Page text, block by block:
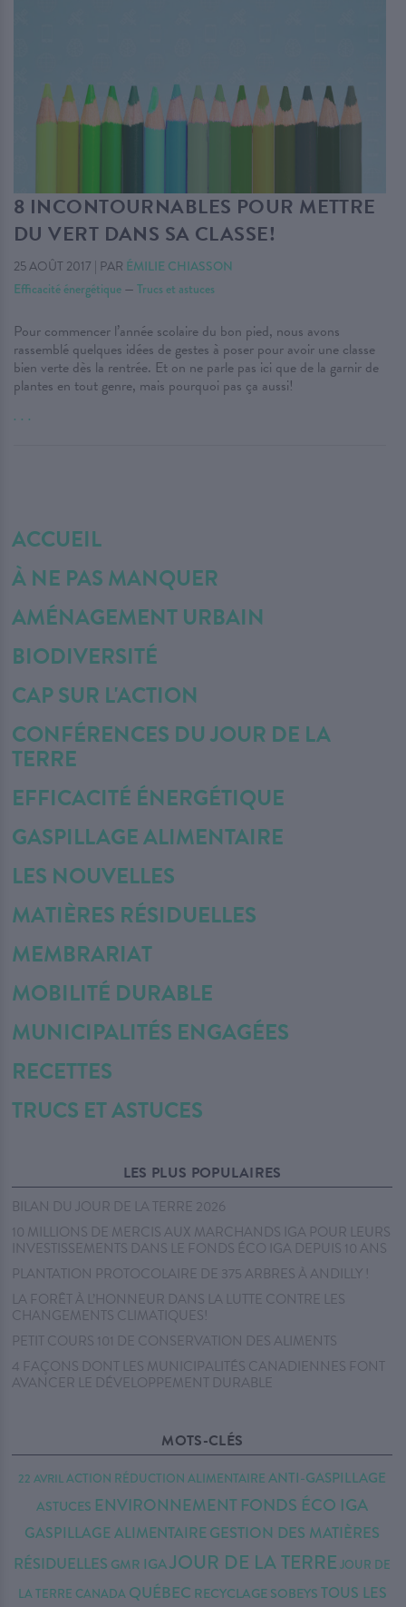
8 INCONTOURNABLES POUR METTRE
DU VERT DANS SA CLASSE!
25 AOÛT 2017 | PAR ÉMILIE CHIASSON
Efficacité énergétique — Trucs et astuces
Pour commencer l’année scolaire du bon pied, nous avons
rassemblé quelques idées de gestes à poser pour avoir une classe
bien verte dès la rentrée. Et on ne parle pas ici que de la garnir de
plantes en tout genre, mais pourquoi pas ça aussi!
. . .
ACCUEIL
À NE PAS MANQUER
AMÉNAGEMENT URBAIN
BIODIVERSITÉ
CAP SUR L'ACTION
CONFÉRENCES DU JOUR DE LA
TERRE
EFFICACITÉ ÉNERGÉTIQUE
GASPILLAGE ALIMENTAIRE
LES NOUVELLES
MATIÈRES RÉSIDUELLES
MEMBRARIAT
MOBILITÉ DURABLE
MUNICIPALITÉS ENGAGÉES
RECETTES
TRUCS ET ASTUCES
LES PLUS POPULAIRES
BILAN DU JOUR DE LA TERRE 2026
10 MILLIONS DE MERCIS AUX MARCHANDS IGA POUR LEURS
INVESTISSEMENTS DANS LE FONDS ÉCO IGA DEPUIS 10 ANS
PLANTATION PROTOCOLAIRE DE 375 ARBRES À ANDILLY !
LA FORÊT À L’HONNEUR DANS LA LUTTE CONTRE LES
CHANGEMENTS CLIMATIQUES!
PETIT COURS 101 DE CONSERVATION DES ALIMENTS
4 FAÇONS DONT LES MUNICIPALITÉS CANADIENNES FONT
AVANCER LE DÉVELOPPEMENT DURABLE
MOTS-CLÉS
22 AVRILACTION RÉDUCTION ALIMENTAIRE ANTI-GASPILLAGE
ASTUCES ENVIRONNEMENTFONDS ÉCO IGA
GASPILLAGE ALIMENTAIREGESTION DES MATIÈRES
RÉSIDUELLES GMR IGAJOUR DE LA TERRE JOUR DE
LA TERRE CANADA QUÉBEC RECYCLAGE SOBEYSTOUS LES